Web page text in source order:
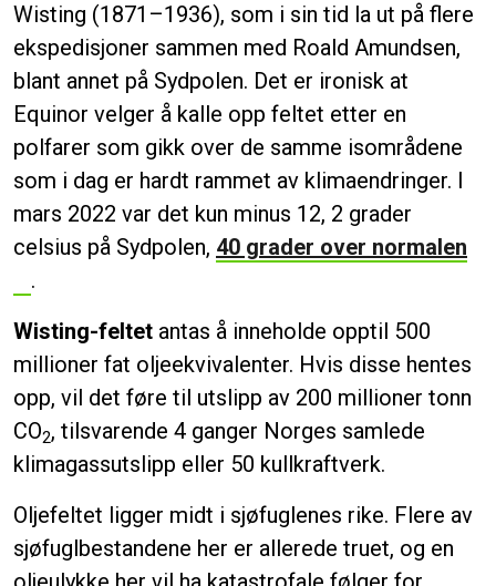
Wisting (1871–1936), som i sin tid la ut på flere
ekspedisjoner sammen med Roald Amundsen,
blant annet på Sydpolen. Det er ironisk at
Equinor velger å kalle opp feltet etter en
polfarer som gikk over de samme isområdene
som i dag er hardt rammet av klimaendringer. I
mars 2022 var det kun minus 12, 2 grader
celsius på Sydpolen, 40 grader over normalen
.
Wisting-feltet antas å inneholde opptil 500
millioner fat oljeekvivalenter. Hvis disse hentes
opp, vil det føre til utslipp av 200 millioner tonn
CO2, tilsvarende 4 ganger Norges samlede
klimagassutslipp eller 50 kullkraftverk.
Oljefeltet ligger midt i sjøfuglenes rike. Flere av
sjøfuglbestandene her er allerede truet, og en